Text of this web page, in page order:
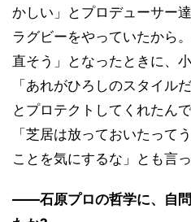
かしい」とプロデューサー
ラグビーをやっていたから
直そう」となったときに、
「あれがひろしのスタイル
とプロテクトしてくれたん
「芝居は放っておいたって
ことを気にするな」とも言
――石原プロの哲学に、自